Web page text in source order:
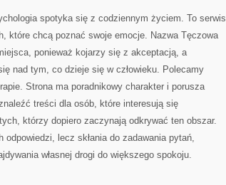
spotyka się z codziennym życiem. To serwis
które chcą poznać swoje emocje. Nazwa Tęczowa
ponieważ kojarzy się z akceptacją, a
nad tym, co dzieje się w człowieku. Polecamy
Strona ma poradnikowy charakter i porusza
treści dla osób, które interesują się
którzy dopiero zaczynają odkrywać ten obszar.
lecz skłania do zadawania pytań,
własnej drogi do większego spokoju.